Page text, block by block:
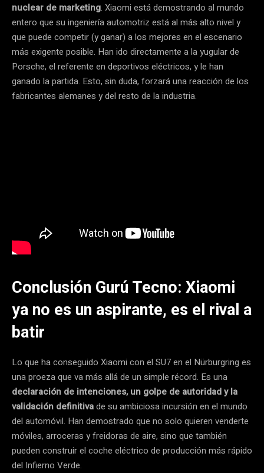
nuclear de marketing. Xiaomi está demostrando al mundo
entero que su ingeniería automotriz está al más alto nivel y
que puede competir (y ganar) a los mejores en el escenario
más exigente posible. Han ido directamente a la yugular de
Porsche, el referente en deportivos eléctricos, y le han
ganado la partida. Esto, sin duda, forzará una reacción de los
fabricantes alemanes y del resto de la industria.
Conclusión Gurú Tecno: Xiaomi
ya no es un aspirante, es el rival a
batir
Lo que ha conseguido Xiaomi con el SU7 en el Nürburgring es
una proeza que va más allá de un simple récord. Es una
declaración de intenciones, un golpe de autoridad y la
validación definitivade su ambiciosa incursión en el mundo
del automóvil. Han demostrado que no solo quieren venderte
móviles, arroceras y freidoras de aire, sino que también
pueden construir el coche eléctrico de producción más rápido
del Infierno Verde.